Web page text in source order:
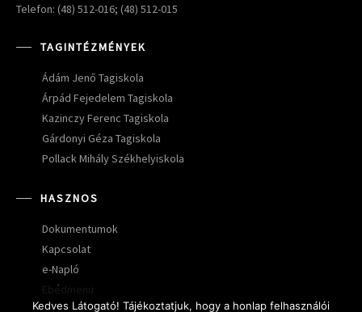
Telefon: (48) 512-016; (48) 512-015
TAGINTÉZMÉNYEK
Ádám Jenő Tagiskola
Árpád Fejedelem Tagiskola
Kazinczy Ferenc Tagiskola
Gárdonyi Géza Tagiskola
Pollack Mihály Székhelyiskola
HASZNOS
Dokumentumok
Kapcsolat
e-Napló
Ebédmenü
Kedves Látogató! Tájékoztatjuk, hogy a honlap felhasználói